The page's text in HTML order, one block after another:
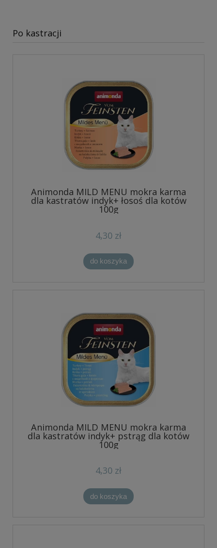
Po kastracji
Animonda MILD MENU mokra karma
dla kastratów indyk+ łosoś dla kotów
100g
4,30 zł
do koszyka
Animonda MILD MENU mokra karma
dla kastratów indyk+ pstrąg dla kotów
100g
4,30 zł
do koszyka